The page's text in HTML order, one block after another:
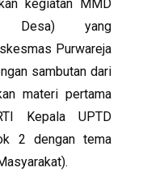
kegiatan MMD
Desa) yang
Purwareja
sambutan dari
materi pertama
Kepala UPTD
2 dengan tema